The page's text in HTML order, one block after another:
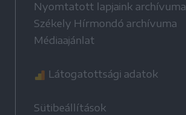
Nyomtatott lapjaink archívuma
Székely Hírmondó archívuma
Médiaajánlat
Látogatottsági adatok
Sütibeállítások